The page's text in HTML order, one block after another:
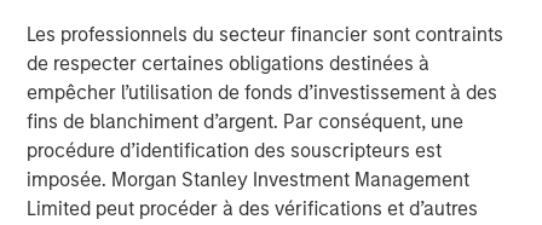
Les professionnels du secteur financier sont contraints
de respecter certaines obligations destinées à
empêcher l’utilisation de fonds d’investissement à des
fins de blanchiment d’argent. Par conséquent, une
procédure d’identification des souscripteurs est
imposée. Morgan Stanley Investment Management
Limited peut procéder à des vérifications et d’autres
Jeffrey D. Mueller
Managing Director
Stephen T. Fitzsimmons